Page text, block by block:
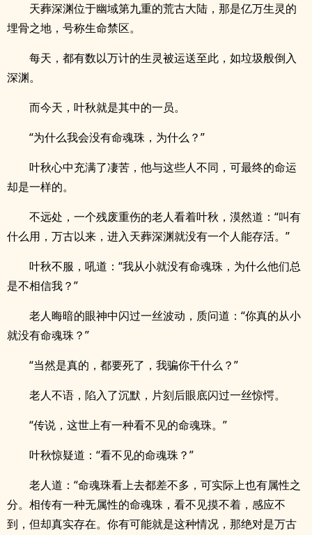
天葬深渊位于幽域第九重的荒古大陆，那是亿万生灵的
埋骨之地，号称生命禁区。
每天，都有数以万计的生灵被运送至此，如垃圾般倒入
深渊。
而今天，叶秋就是其中的一员。
“为什么我会没有命魂珠，为什么？”
叶秋心中充满了凄苦，他与这些人不同，可最终的命运
却是一样的。
不远处，一个残废重伤的老人看着叶秋，漠然道：“叫有
什么用，万古以来，进入天葬深渊就没有一个人能存活。”
叶秋不服，吼道：“我从小就没有命魂珠，为什么他们总
是不相信我？”
老人晦暗的眼神中闪过一丝波动，质问道：“你真的从小
就没有命魂珠？”
“当然是真的，都要死了，我骗你干什么？”
老人不语，陷入了沉默，片刻后眼底闪过一丝惊愕。
“传说，这世上有一种看不见的命魂珠。”
叶秋惊疑道：“看不见的命魂珠？”
老人道：“命魂珠看上去都差不多，可实际上也有属性之
分。相传有一种无属性的命魂珠，看不见摸不着，感应不
到，但却真实存在。你有可能就是这种情况，那绝对是万古